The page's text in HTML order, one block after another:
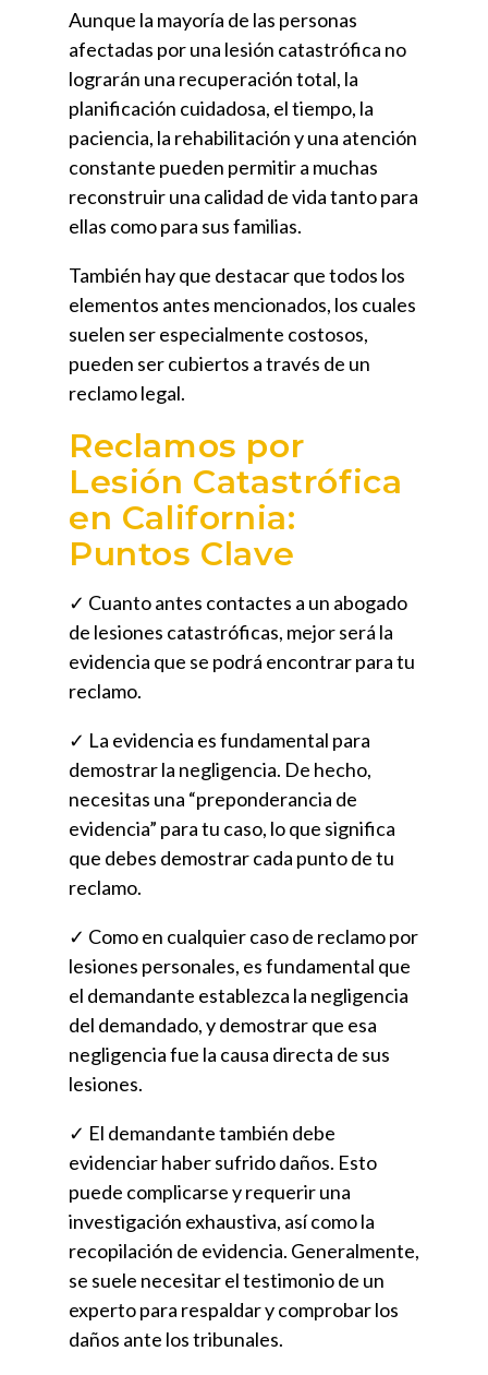
Aunque la mayoría de las personas
afectadas por una lesión catastrófica no
lograrán una recuperación total, la
planificación cuidadosa, el tiempo, la
paciencia, la rehabilitación y una atención
constante pueden permitir a muchas
reconstruir una calidad de vida tanto para
ellas como para sus familias.
También hay que destacar que todos los
elementos antes mencionados, los cuales
suelen ser especialmente costosos,
pueden ser cubiertos a través de un
reclamo legal.
Reclamos por
Lesión Catastrófica
en California:
Puntos Clave
✓ Cuanto antes contactes a un abogado
de lesiones catastróficas, mejor será la
evidencia que se podrá encontrar para tu
reclamo.
✓ La evidencia es fundamental para
demostrar la negligencia. De hecho,
necesitas una “preponderancia de
evidencia” para tu caso, lo que significa
que debes demostrar cada punto de tu
reclamo.
✓ Como en cualquier caso de reclamo por
lesiones personales, es fundamental que
el demandante establezca la negligencia
del demandado, y demostrar que esa
negligencia fue la causa directa de sus
lesiones.
✓ El demandante también debe
evidenciar haber sufrido daños. Esto
puede complicarse y requerir una
investigación exhaustiva, así como la
recopilación de evidencia. Generalmente,
se suele necesitar el testimonio de un
experto para respaldar y comprobar los
daños ante los tribunales.